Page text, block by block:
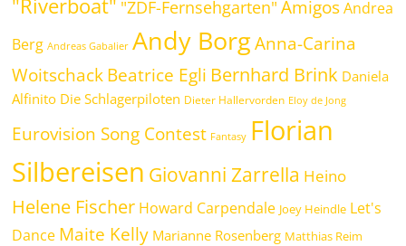
"Riverboat" "ZDF-Fernsehgarten" Amigos Andrea
Berg Andreas Gabalier Andy Borg Anna-Carina
WoitschackBeatrice Egli Bernhard Brink Daniela
Alfinito Die Schlagerpiloten Dieter Hallervorden Eloy de Jong
Eurovision Song Contest Fantasy Florian
Silbereisen Giovanni Zarrella Heino
Helene Fischer Howard Carpendale Joey Heindle Let's
Dance Maite Kelly Marianne Rosenberg Matthias Reim